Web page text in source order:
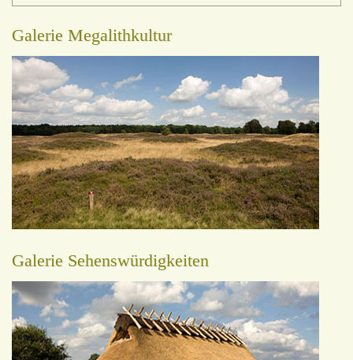
Galerie Megalithkultur
Galerie Sehenswürdigkeiten